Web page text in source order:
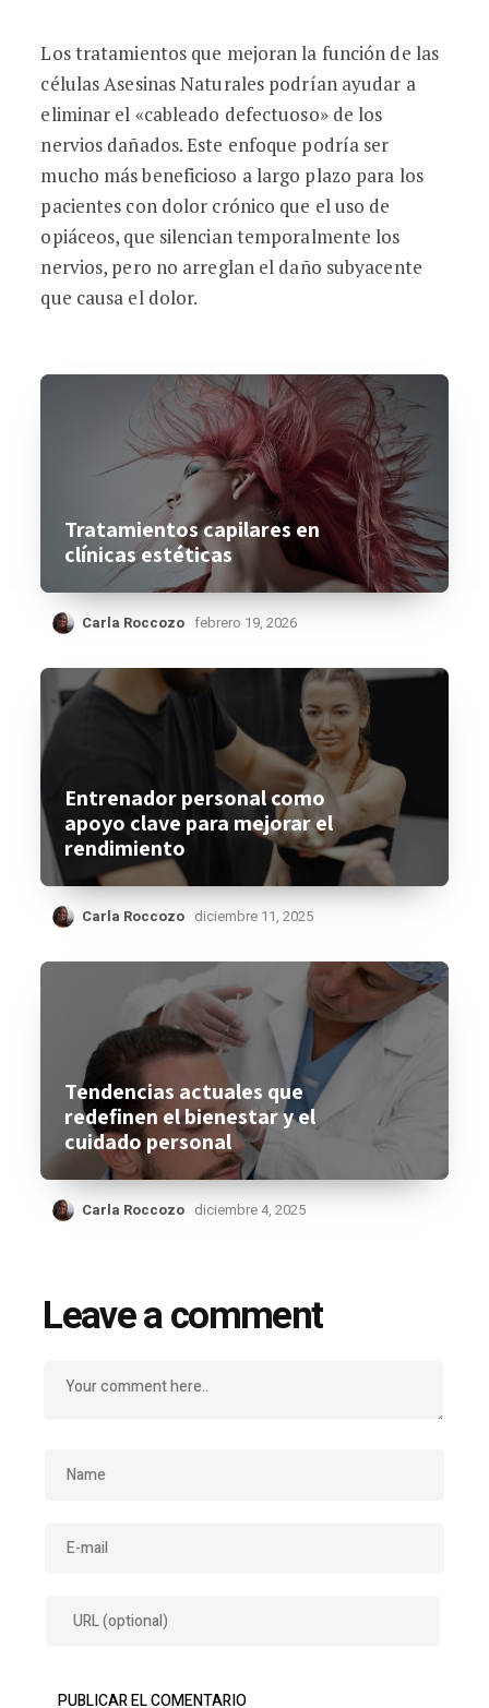
Los tratamientos que mejoran la función de las
células Asesinas Naturales podrían ayudar a
eliminar el «cableado defectuoso» de los
nervios dañados. Este enfoque podría ser
mucho más beneficioso a largo plazo para los
pacientes con dolor crónico que el uso de
opiáceos, que silencian temporalmente los
nervios, pero no arreglan el daño subyacente
que causa el dolor.
Tratamientos capilares en
clínicas estéticas
Carla Roccozo febrero 19, 2026
Entrenador personal como
apoyo clave para mejorar el
rendimiento
Carla Roccozo diciembre 11, 2025
Tendencias actuales que
redefinen el bienestar y el
cuidado personal
Carla Roccozo diciembre 4, 2025
Leave a comment